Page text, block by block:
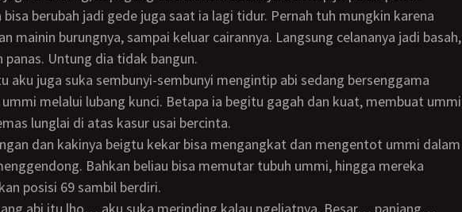
bisa berubah jadi gede juga saat ia lagi tidur. Pernah tuh mungkin karena
mainin burungnya, sampai keluar cairannya. Langsung celananya jadi basah,
panas. Untung dia tidak bangun.
melalui lubang kunci. Betapa ia begitu gagah dan kuat, membuat ummi
lunglai di atas kasur usai bercinta.
Bahkan beliau bisa memutar tubuh ummi, hingga mereka
posisi 69 sambil berdiri.